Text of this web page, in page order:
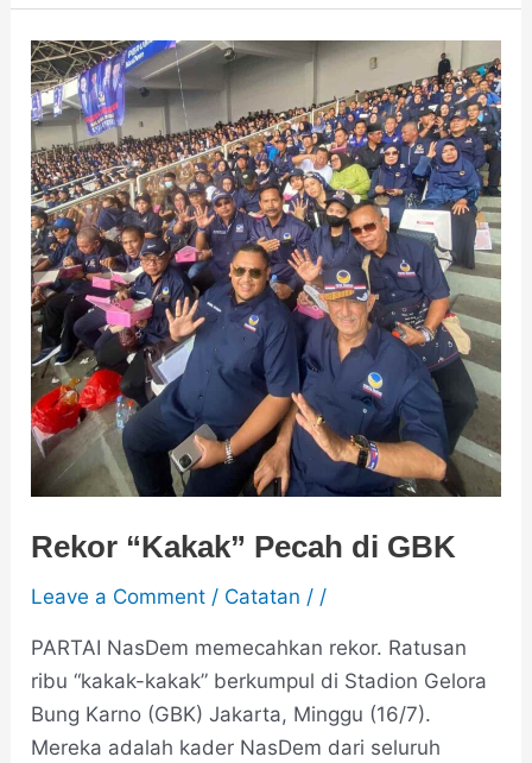
Rekor “Kakak” Pecah di GBK
Leave a Comment / Catatan / /
PARTAI NasDem memecahkan rekor. Ratusan
ribu “kakak-kakak” berkumpul di Stadion Gelora
Bung Karno (GBK) Jakarta, Minggu (16/7).
Mereka adalah kader NasDem dari seluruh
Rekor
“Kakak”
Pecah
di
GBK